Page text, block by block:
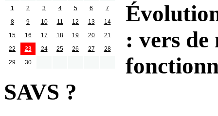
1 2 3 4 5 6
7
8
9 10 11 12 13
14
15
16 17 18 19 20
21
22
23 24 25 26 27
28
29
30
: vers de
SAVS ?